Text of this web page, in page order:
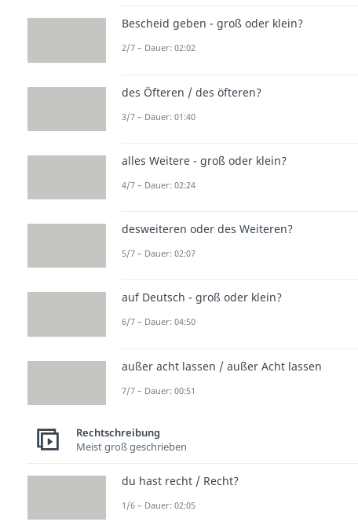
Bescheid geben - groß oder klein?
2/7 – Dauer: 02:02
des Öfteren / des öfteren?
3/7 – Dauer: 01:40
alles Weitere - groß oder klein?
4/7 – Dauer: 02:24
desweiteren oder des Weiteren?
5/7 – Dauer: 02:07
auf Deutsch - groß oder klein?
6/7 – Dauer: 04:50
außer acht lassen / außer Acht lassen
7/7 – Dauer: 00:51
Rechtschreibung
Meist groß geschrieben
du hast recht / Recht?
1/6 – Dauer: 02:05